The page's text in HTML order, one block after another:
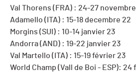
Val Thorens (FRA) : 24-27
Adamello (ITA) : 15-18 decembre 22
Morgins (SUI) : 10-14 janvier 23
Andorra (AND) : 19-22 janvier 23
Val Martello (ITA) : 15-19 février 23
World Champ (Vall de Boi - ESP):